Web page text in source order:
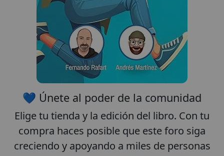
💙 Únete al poder de la comunidad
Elige tu tienda y la edición del libro. Con tu
compra haces posible que este foro siga
creciendo y apoyando a miles de personas